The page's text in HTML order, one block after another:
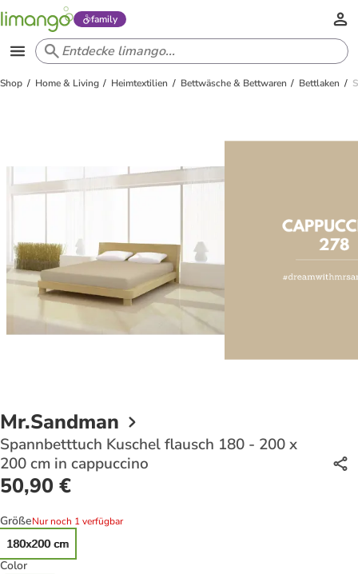
family
Shop Home & Living Heimtextilien Bettwäsche & Bettwaren Bettlaken
Mr.Sandman
Spannbetttuch Kuschel flausch 180 - 200 x
200 cm in cappuccino
50,90 €
GrößeNur noch 1 verfügbar
180x200 cm
Color